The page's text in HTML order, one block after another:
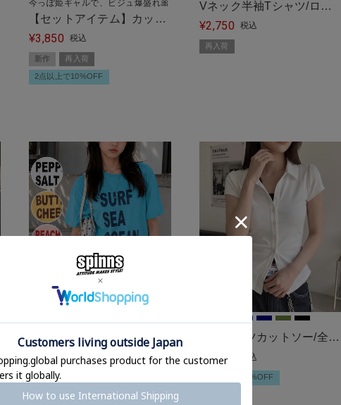
今っぽ姫ギャルで、ビジュ爆盛れ🎀
【セットアイテム】カップ
付きキャミソールレイヤー
ドカットソー/ドット/姫ギ
ャル/平成ギャル
¥3,850 税込
新作 再入荷
2点以上で10%OFF
Vネック半袖Tシャツ/ロゴ/#
平成ギャル
¥2,750 税込
再入荷
カラフル半袖Tシャツ/メッ
セージロゴ/全5色/#ストリ
ート女子
¥3,289 税込
新作
半袖シャツカットソー/全6
色/カモ柄/ドット
¥3,289 税込
2点以上で10%OFF